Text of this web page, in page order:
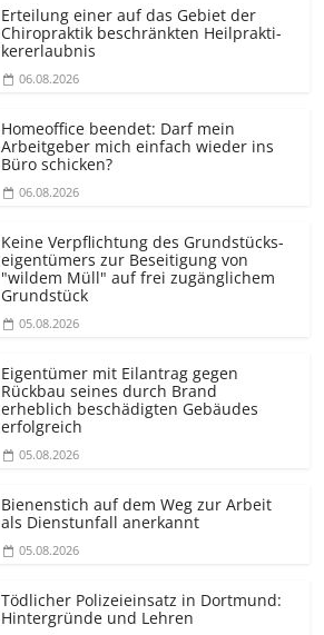
Erteilung einer auf das Gebiet der
Chiropraktik beschränkten Heilprakti­
kererlaubnis
06.08.2026
Homeoffice beendet: Darf mein
Arbeitgeber mich einfach wieder ins
Büro schicken?
06.08.2026
Keine Verpflichtung des Grundstücks­
eigentümers zur Beseitigung von
"wildem Müll" auf frei zugänglichem
Grundstück
05.08.2026
Eigentümer mit Eilantrag gegen
Rückbau seines durch Brand
erheblich beschädigten Gebäudes
erfolgreich
05.08.2026
Bienenstich auf dem Weg zur Arbeit
als Dienstunfall anerkannt
05.08.2026
Tödlicher Polizeieinsatz in Dortmund:
Hintergründe und Lehren